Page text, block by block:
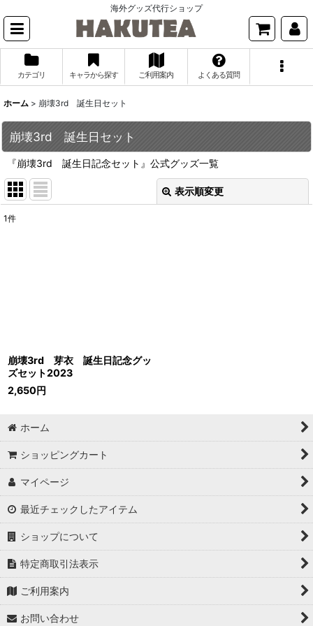
海外グッズ代行ショップ
カテゴリ キャラから探す ご利用案内 よくある質問
ホーム > 崩壊3rd 誕生日セット
崩壊3rd 誕生日セット
『崩壊3rd 誕生日記念セット』公式グッズ一覧
表示順変更
1件
崩壊3rd 芽衣 誕生日記念グッ
ズセット2023
2,650円
ホーム
ショッピングカート
マイページ
最近チェックしたアイテム
ショップについて
特定商取引法表示
ご利用案内
お問い合わせ